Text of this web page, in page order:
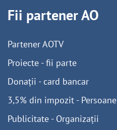
Fii partener AO
Partener AOTV
Proiecte - fii parte
Donații - card bancar
3,5% din impozit - Persoane
Publicitate - Organizații